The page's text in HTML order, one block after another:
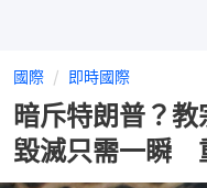
國際 即時國際
暗斥特朗普？教
毀滅只需一瞬